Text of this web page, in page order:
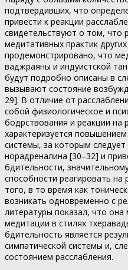
подтвердивших, что
привести к реакции
свидетельствуют о том, что
медитативных практик
продемонстрировано, что
ваджраяны и индуистской
будут подробно описаны в
вызывают состояние
29]. В отличие от
собой физиологическое и
бодрствования и реакции на
характеризуется
системы, за которым
норадреналина [30–32] и
бдительности,
способности реагировать
того, в то время как
возникать одновременно с
литературы показал, что
медитации в стилях
бдительность является
симпатической системы и,
состоянием расслабления.